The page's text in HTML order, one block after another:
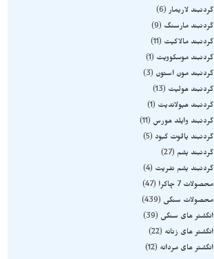
گردنبند لاریمار 6
گردنبند مارسنگ
9
گردنبند مالاکیت
11
گردنبند موسکوویت
1
گردنبند مون استون
3
گردنبند هولیت
13
گردنبند هیولاندیت
1
گردنبند وایلد هورس
11
گردنبند یاقوت کبود
5
گردنبند یشم
27
گردنبند یشم نفریت
4
محصولات 7 چاکرا
47
محصولات سنگی
439
انگشتر های سنگی
39
انگشتر های زنانه
22
انگشتر های مردانه
12